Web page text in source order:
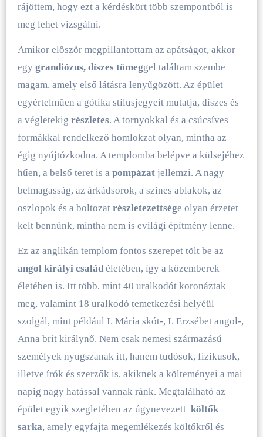
rájöttem, hogy ezt a kérdéskört több szempontból is
meg lehet vizsgálni.
Amikor először megpillantottam az apátságot, akkor
egy grandiózus, díszes tömeggel találtam szembe
magam, amely első látásra lenyűgözött. Az épület
egyértelműen a gótika stílusjegyeit mutatja, díszes és
a végletekig részletes. A tornyokkal és a csúcsíves
formákkal rendelkező homlokzat olyan, mintha az
égig nyújtózkodna. A templomba belépve a külsejéhez
hűen, a belső teret is a pompázatjellemzi. A nagy
belmagasság, az árkádsorok, a színes ablakok, az
oszlopok és a boltozat részletezettsége olyan érzetet
kelt bennünk, mintha nem is evilági építmény lenne.
Ez az anglikán templom fontos szerepet tölt be az
angol királyi családéletében, így a közemberek
életében is. Itt több, mint 40 uralkodót koronáztak
meg, valamint 18 uralkodó temetkezési helyéül
szolgál, mint például I. Mária skót-, I. Erzsébet angol-,
Anna brit királynő. Nem csak nemesi származású
személyek nyugszanak itt, hanem tudósok, fizikusok,
illetve írók és szerzők is, akiknek a költeményei a mai
napig nagy hatással vannak ránk. Megtalálható az
épület egyik szegletében az úgynevezett költők
sarka, amely egyfajta megemlékezés költőkről és